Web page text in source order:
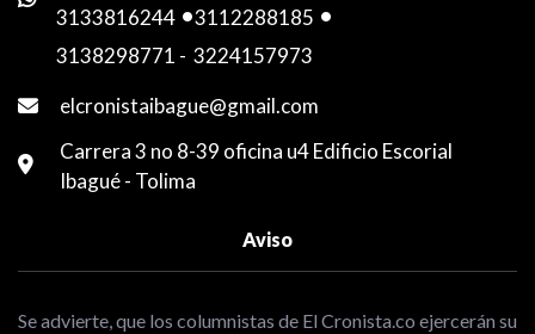
3133816244 -3112288185 -
3138298771 - 3224157973
elcronistaibague@gmail.com
Carrera 3 no 8-39 oficina u4 Edificio Escorial
Ibagué - Tolima
Aviso
Se advierte, que los columnistas de El Cronista.co ejercerán su